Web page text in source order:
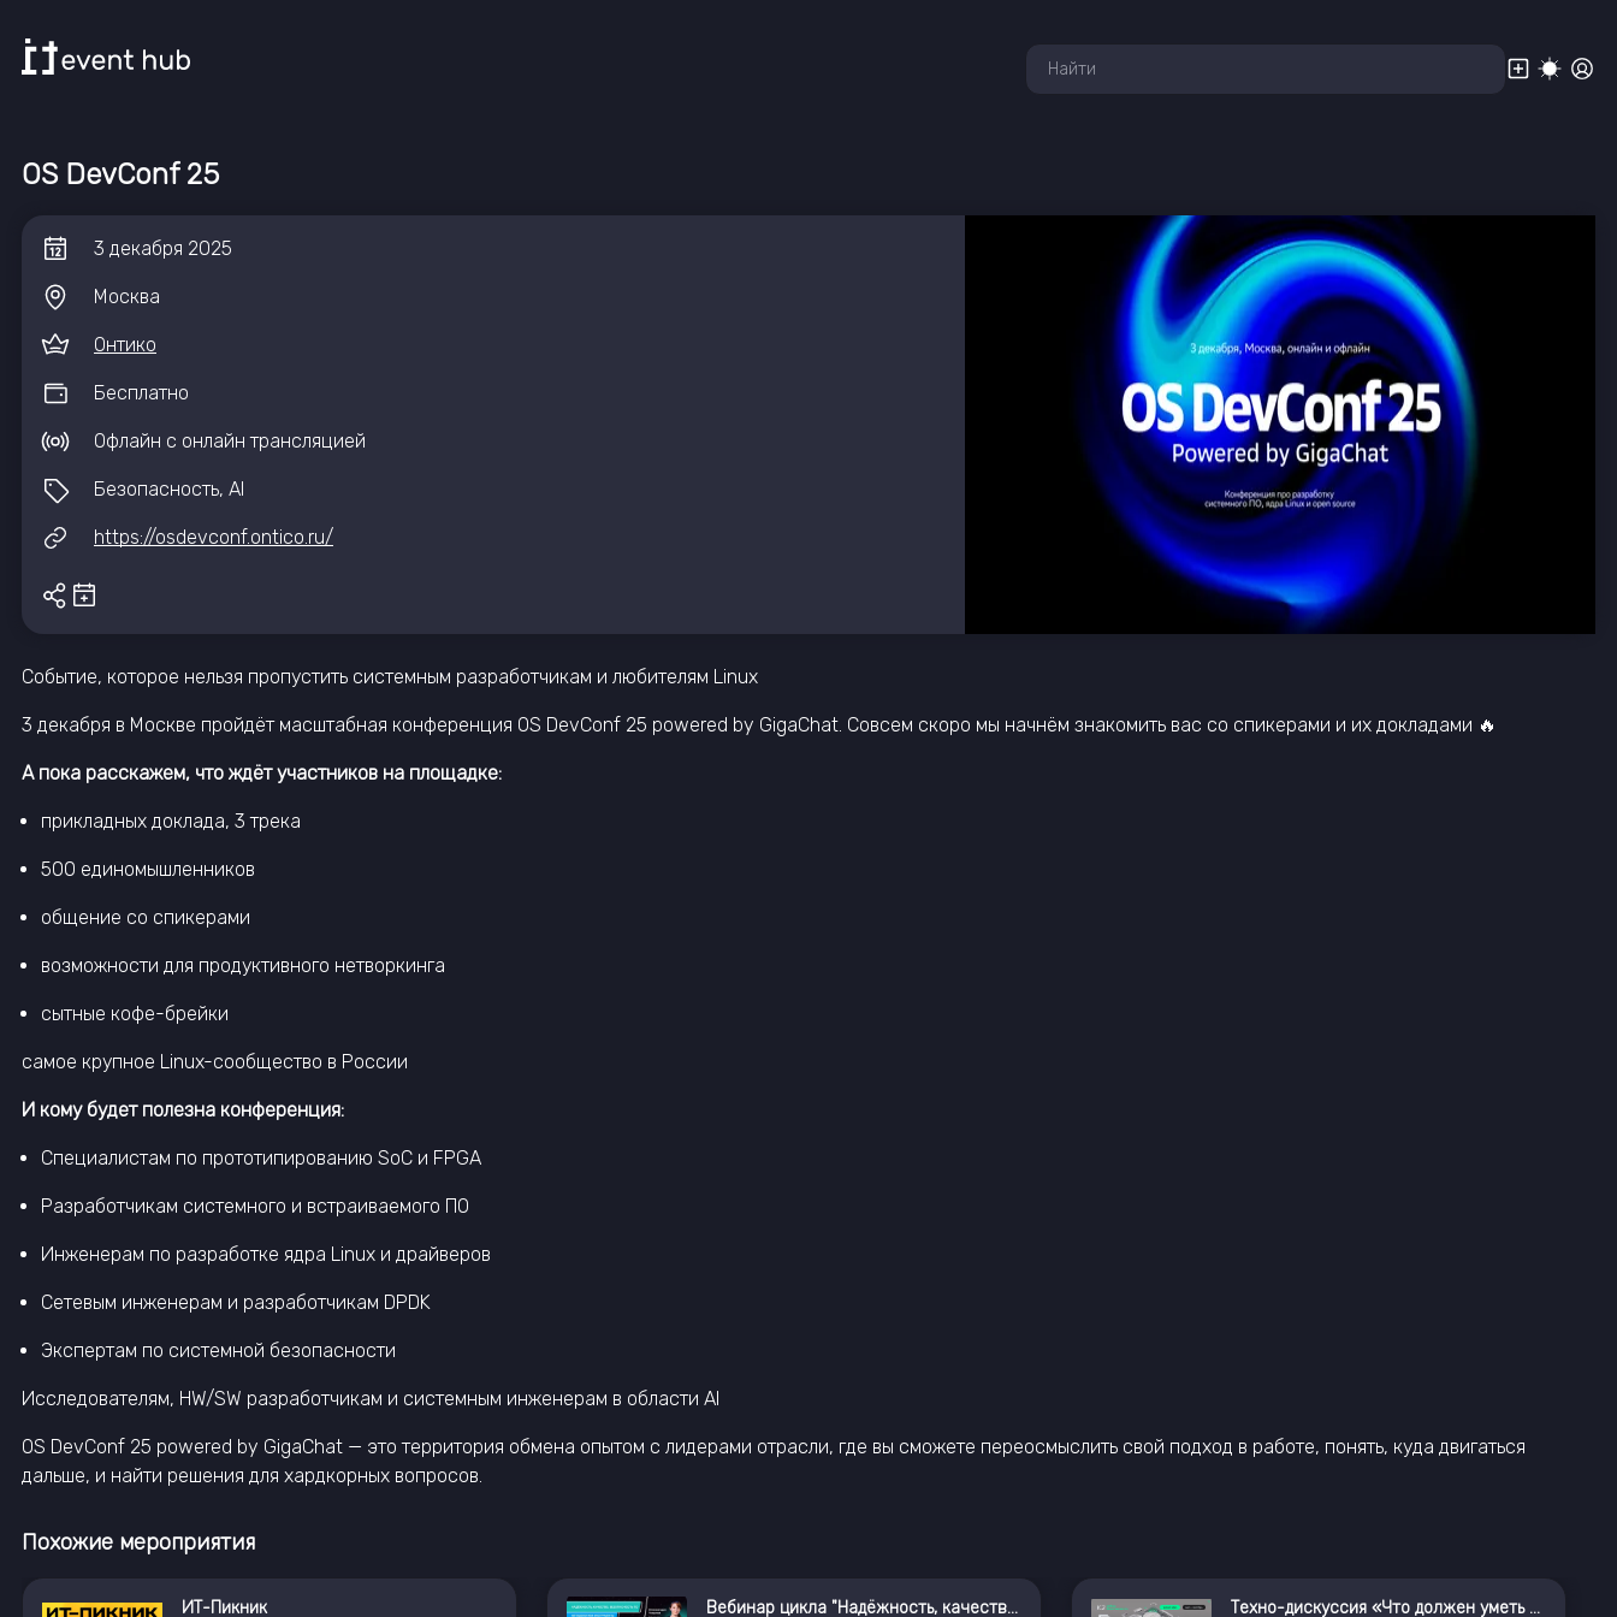
OS DevConf 25
3 декабря 2025
Москва
Онтико
Бесплатно
Офлайн с онлайн трансляцией
Безопасность, AI
https://osdevconf.ontico.ru/
Событие, которое нельзя пропустить системным разработчикам и любителям Linux
3 декабря в Москве пройдёт масштабная конференция OS DevConf 25 powered by GigaChat. Совсем скоро мы начнём знакомить вас со спикерами и их докладами 🔥
А пока расскажем, что ждёт участников на площадке:
прикладных доклада, 3 трека
500 единомышленников
общение со спикерами
возможности для продуктивного нетворкинга
сытные кофе-брейки
самое крупное Linux-сообщество в России
И кому будет полезна конференция:
Специалистам по прототипированию SoC и FPGA
Разработчикам системного и встраиваемого ПО
Инженерам по разработке ядра Linux и драйверов
Сетевым инженерам и разработчикам DPDK
Экспертам по системной безопасности
Исследователям, HW/SW разработчикам и системным инженерам в области AI
OS DevConf 25 powered by GigaChat — это территория обмена опытом с лидерами отрасли, где вы сможете переосмыслить свой подход в работе, понять, куда двигаться
дальше, и найти решения для хардкорных вопросов.
Похожие мероприятия
ИТ-Пикник Вебинар цикла "Надёжность, качество, безопасность ПО: методология и инструменты" Техно-дискуссия «Что должен уметь ИБ-инженер»